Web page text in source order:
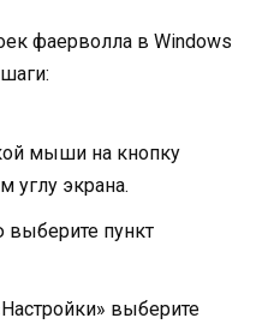
фаерволла в Windows
мыши на кнопку
углу экрана.
пункт
выберите